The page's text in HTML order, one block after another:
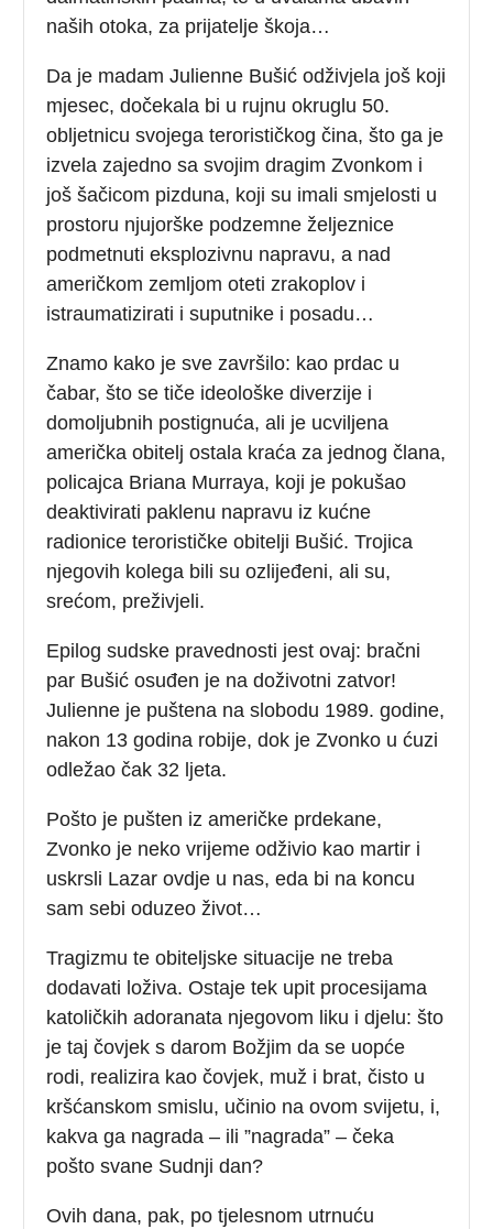
naših otoka, za prijatelje škoja…
Da je madam Julienne Bušić odživjela još koji
mjesec, dočekala bi u rujnu okruglu 50.
obljetnicu svojega terorističkog čina, što ga je
izvela zajedno sa svojim dragim Zvonkom i
još šačicom pizduna, koji su imali smjelosti u
prostoru njujorške podzemne željeznice
podmetnuti eksplozivnu napravu, a nad
američkom zemljom oteti zrakoplov i
istraumatizirati i suputnike i posadu…
Znamo kako je sve završilo: kao prdac u
čabar, što se tiče ideološke diverzije i
domoljubnih postignuća, ali je ucviljena
američka obitelj ostala kraća za jednog člana,
policajca Briana Murraya, koji je pokušao
deaktivirati paklenu napravu iz kućne
radionice terorističke obitelji Bušić. Trojica
njegovih kolega bili su ozlijeđeni, ali su,
srećom, preživjeli.
Epilog sudske pravednosti jest ovaj: bračni
par Bušić osuđen je na doživotni zatvor!
Julienne je puštena na slobodu 1989. godine,
nakon 13 godina robije, dok je Zvonko u ćuzi
odležao čak 32 ljeta.
Pošto je pušten iz američke prdekane,
Zvonko je neko vrijeme odživio kao martir i
uskrsli Lazar ovdje u nas, eda bi na koncu
sam sebi oduzeo život…
Tragizmu te obiteljske situacije ne treba
dodavati loživa. Ostaje tek upit procesijama
katoličkih adoranata njegovom liku i djelu: što
je taj čovjek s darom Božjim da se uopće
rodi, realizira kao čovjek, muž i brat, čisto u
kršćanskom smislu, učinio na ovom svijetu, i,
kakva ga nagrada – ili ”nagrada” – čeka
pošto svane Sudnji dan?
Ovih dana, pak, po tjelesnom utrnuću